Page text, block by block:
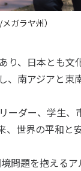
ガラヤ州）
り、日本とも文
、南アジアと東
ーダー、学生、
、世界の平和と
問題を抱える